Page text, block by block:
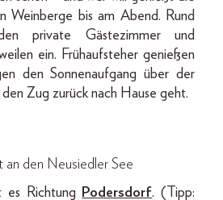
Weinberge bis am Abend. Rund
private Gästezimmer und
ein. Frühaufsteher genießen
den Sonnenaufgang über der
Zug zurück nach Hause geht.
den Neusiedler See
Richtung
Podersdorf. (Tipp: